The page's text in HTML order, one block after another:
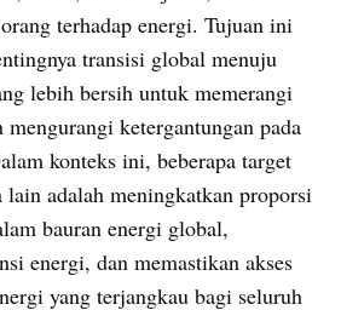
terhadap energi. Tujuan ini
transisi global menuju
lebih bersih untuk memerangi
ketergantungan pada
konteks ini, beberapa target
lain adalah meningkatkan proporsi
bauran energi global,
energi, dan memastikan akses
yang terjangkau bagi seluruh